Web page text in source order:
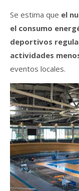
Se estima que el
el consumo
deportivos
actividades
eventos locales.